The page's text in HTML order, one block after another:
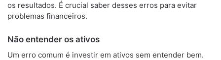
os resultados. É crucial saber desses erros para evitar
problemas financeiros.
Não entender os ativos
Um erro comum é investir em ativos sem entender bem.